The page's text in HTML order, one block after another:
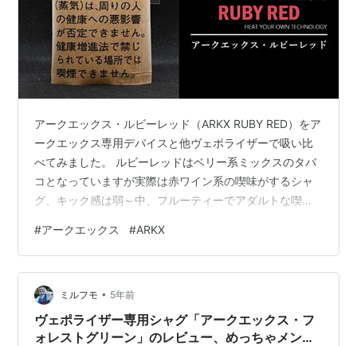
アークエックス・ルビーレッド（ARKX RUBY RED）をア
ークエックス専用デバイスと他ヴェポライザーで吸い比
べてみました。 ルビーレッドはベリー系ミックスのタバ
コとなっていますが実際は赤ワイン系の喫味がするシャ
グ、キック感は弱～中、フルーティーでアダルトな喫味
響やたばこへの依存をより強めます。周りの人から勧め
られても決して吸ってはいけません。 ヴェポライザー専
用シャグ アークエックス・ルビーレッド（ARKX RUBY
RED） シャグ「アークローヤル・ワインベリー」と似た
系統の喫味 アークエックス専用デバイスを持っているな
ら一度は試すべき…
#アークエックス #ARKX
ミルフモ • 5年前
ヴェポライザー専用シャグ「アークエックス・フ
ォレストグリーン」のレビュー、めっちゃメンソ